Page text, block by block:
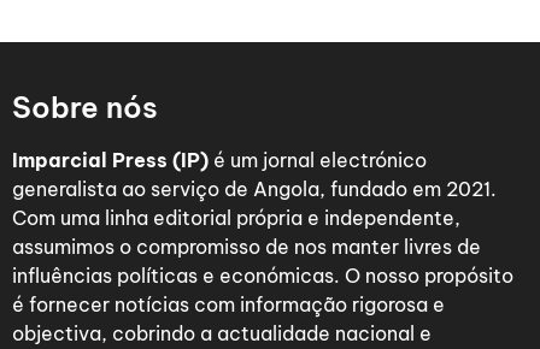
Sobre nós
Imparcial Press (IP) é um jornal electrónico
generalista ao serviço de Angola, fundado em 2021.
Com uma linha editorial própria e independente,
assumimos o compromisso de nos manter livres de
influências políticas e económicas. O nosso propósito
é fornecer notícias com informação rigorosa e
objectiva, cobrindo a actualidade nacional e